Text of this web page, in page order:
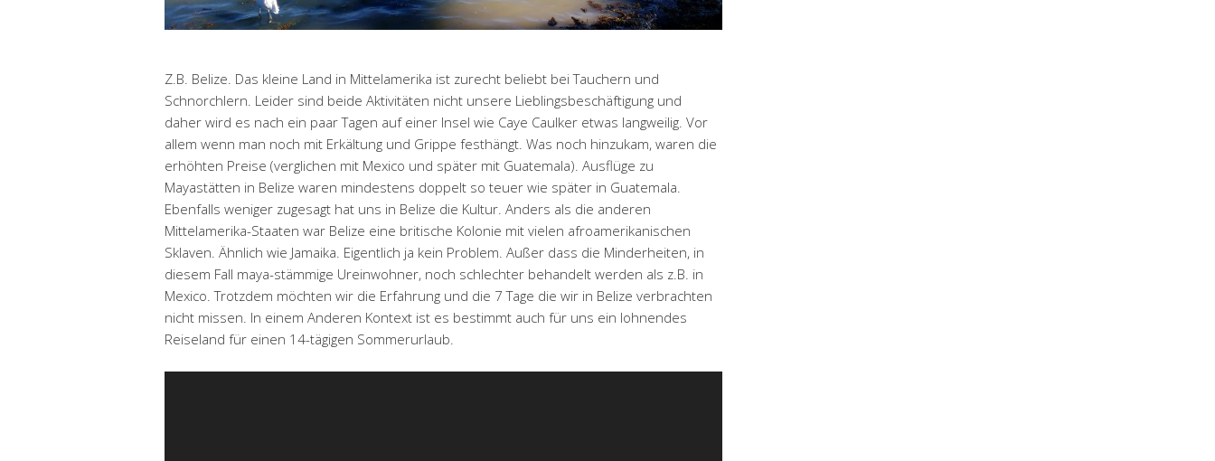
Z.B. Belize. Das kleine Land in Mittelamerika ist zurecht beliebt bei Tauchern und
Schnorchlern. Leider sind beide Aktivitäten nicht unsere Lieblingsbeschäftigung und
daher wird es nach ein paar Tagen auf einer Insel wie Caye Caulker etwas langweilig. Vor
allem wenn man noch mit Erkältung und Grippe festhängt. Was noch hinzukam, waren die
erhöhten Preise (verglichen mit Mexico und später mit Guatemala). Ausflüge zu
Mayastätten in Belize waren mindestens doppelt so teuer wie später in Guatemala.
Ebenfalls weniger zugesagt hat uns in Belize die Kultur. Anders als die anderen
Mittelamerika-Staaten war Belize eine britische Kolonie mit vielen afroamerikanischen
Sklaven. Ähnlich wie Jamaika. Eigentlich ja kein Problem. Außer dass die Minderheiten, in
diesem Fall maya-stämmige Ureinwohner, noch schlechter behandelt werden als z.B. in
Mexico. Trotzdem möchten wir die Erfahrung und die 7 Tage die wir in Belize verbrachten
nicht missen. In einem Anderen Kontext ist es bestimmt auch für uns ein lohnendes
Reiseland für einen 14-tägigen Sommerurlaub.